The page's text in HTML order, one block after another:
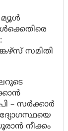
സമിതി
– സർക്കാർ
നീക്കം